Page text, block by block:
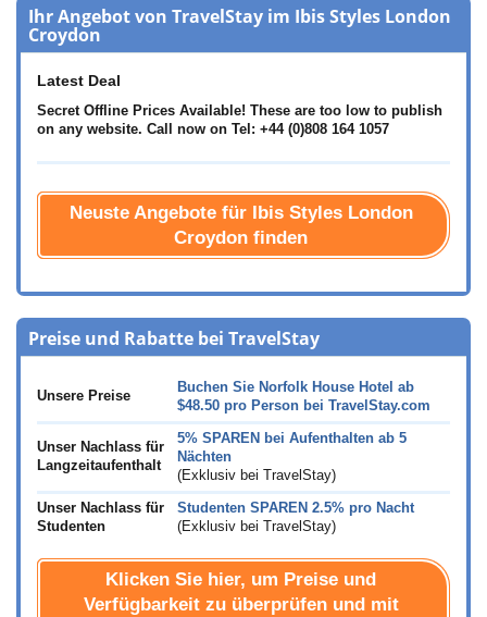
Ihr Angebot von TravelStay im Ibis Styles London
Croydon
Latest Deal
Secret Offline Prices Available! These are too low to publish
on any website. Call now on Tel: +44 (0)808 164 1057
Neuste Angebote für Ibis Styles London
Croydon finden
Preise und Rabatte bei TravelStay
Unsere Preise
Buchen Sie Norfolk House Hotel ab
$48.50 pro Person bei TravelStay.com
Unser Nachlass für
Langzeitaufenthalt
5% SPAREN bei Aufenthalten ab 5
Nächten
(Exklusiv bei TravelStay)
Unser Nachlass für
Studenten
Studenten SPAREN 2.5% pro Nacht
(Exklusiv bei TravelStay)
Klicken Sie hier, um Preise und
Verfügbarkeit zu überprüfen und mit